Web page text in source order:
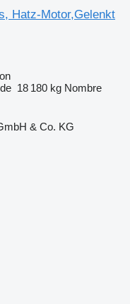
Hatz-Motor,Gelenkt
18 180 kg Nombre
& Co. KG